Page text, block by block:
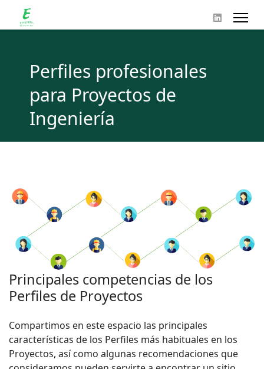
Perfiles profesionales
para Proyectos de
Ingeniería
Principales competencias de los
Perfiles de Proyectos
Compartimos en este espacio las principales
características de los Perfiles más habituales en los
Proyectos, así como algunas recomendaciones que